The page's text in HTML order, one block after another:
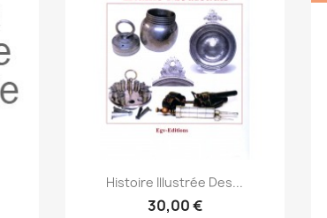
Anteprima
Histoire Illustrée Des...
30,00 €